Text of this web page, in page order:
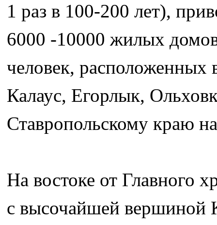
1 раз в 100-200 лет),
6000 -10000 жилых
человек,
Калаус, Егорлык,
Ставропольскому краю
На востоке от Главного
с высочайшей вершиной